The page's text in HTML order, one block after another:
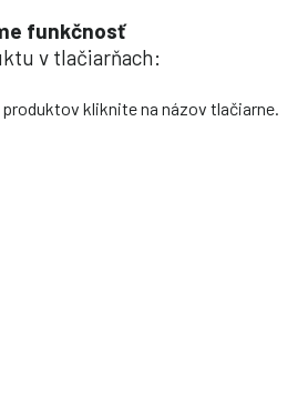
funkčnosť
v tlačiarňach:
kliknite na názov tlačiarne.